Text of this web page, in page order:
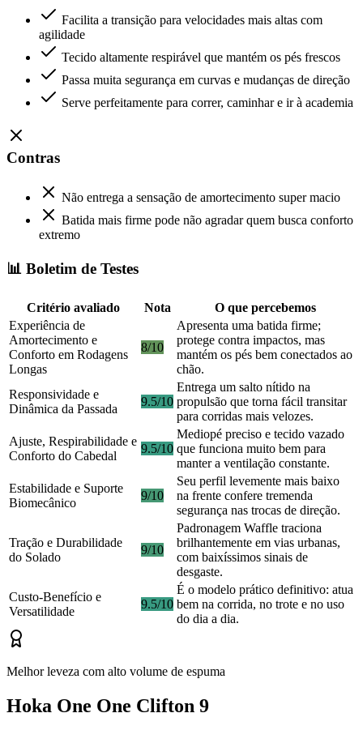
Facilita a transição para velocidades mais altas com
agilidade
Tecido altamente respirável que mantém os pés frescos
Passa muita segurança em curvas e mudanças de direção
Serve perfeitamente para correr, caminhar e ir à academia
Contras
Não entrega a sensação de amortecimento super macio
Batida mais firme pode não agradar quem busca conforto
extremo
📊 Boletim de Testes
Critério avaliado Nota
O que percebemos
Experiência de
Amortecimento e
Conforto em Rodagens
Longas
8/10
Apresenta uma batida firme;
protege contra impactos, mas
mantém os pés bem conectados ao
chão.
Responsividade e
Dinâmica da Passada
9.5/10
Entrega um salto nítido na
propulsão que torna fácil transitar
para corridas mais velozes.
Ajuste, Respirabilidade e
Conforto do Cabedal
9.5/10
Mediopé preciso e tecido vazado
que funciona muito bem para
manter a ventilação constante.
Estabilidade e Suporte
Biomecânico
9/10
Seu perfil levemente mais baixo
na frente confere tremenda
segurança nas trocas de direção.
Tração e Durabilidade
do Solado
9/10
Padronagem Waffle traciona
brilhantemente em vias urbanas,
com baixíssimos sinais de
desgaste.
Custo-Benefício e
Versatilidade
9.5/10
É o modelo prático definitivo: atua
bem na corrida, no trote e no uso
do dia a dia.
Melhor leveza com alto volume de espuma
Hoka One One Clifton 9